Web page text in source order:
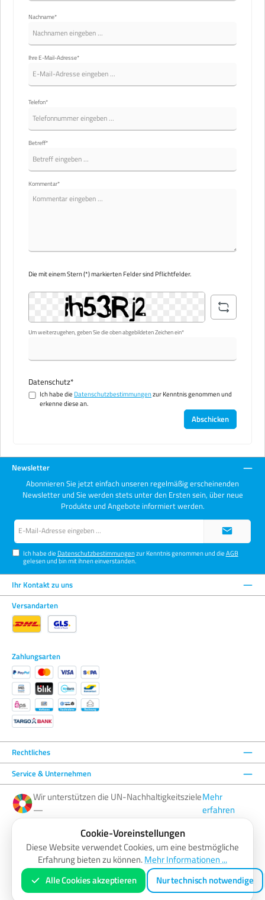
Nachname*
Ihre E-Mail-Adresse*
Telefon*
Betreff*
Kommentar*
Die mit einem Stern (*) markierten Felder sind Pflichtfelder.
Um weiterzugehen, geben Sie die oben abgebildeten Zeichen ein*
Datenschutz*
Ich habe die Datenschutzbestimmungenzur Kenntnis genommen und
erkenne diese an.
Abschicken
Newsletter
Abonnieren Sie jetzt einfach unseren regelmäßig erscheinenden
Newsletter und Sie werden stets unter den Ersten sein, über neue
Produkte und Angebote informiert werden.
Ich habe die Datenschutzbestimmungenzur Kenntnis genommen und dieAGB
gelesen und bin mit ihnen einverstanden.
Ihr Kontakt zu uns
Versandarten
Zahlungsarten
Rechtliches
Service & Unternehmen
Wir unterstützen die UN-Nachhaltigkeitsziele
—
Mehr
erfahren
Facebook Instagram YouTube LinkedIn
Barrierefreiheitserklärung Datenschutzerklärung Impressum
Widerrufsbelehrung
Vertrag widerrufen
* Alle Preise inkl. gesetzl. Mehrwertsteuer zzgl.Versandkostenund ggf. Nachnahmegebühren, wenn nicht anders
angegeben.
Cookie-Voreinstellungen
Diese Website verwendet Cookies, um eine bestmögliche
Erfahrung bieten zu können.Mehr Informationen ...
Alle Cookies akzeptieren
Nur technisch notwendige